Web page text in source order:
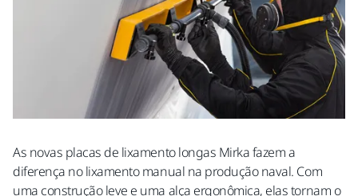
As novas placas de lixamento longas Mirka fazem a
diferença no lixamento manual na produção naval. Com
uma construção leve e uma alça ergonômica, elas tornam o